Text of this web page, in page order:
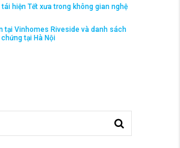
hiện Tết xưa trong không gian nghệ
tại Vinhomes Riveside và danh sách
tại Hà Nội